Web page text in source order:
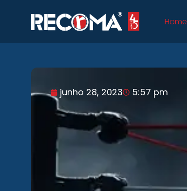
Home
junho 28, 2023 5:57 pm